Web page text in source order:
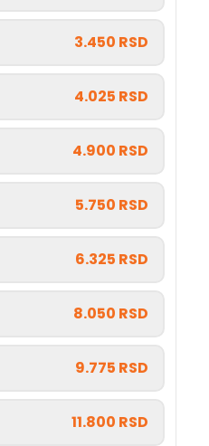
3.450 RSD
4.025 RSD
4.900 RSD
5.750 RSD
6.325 RSD
8.050 RSD
9.775 RSD
11.800 RSD